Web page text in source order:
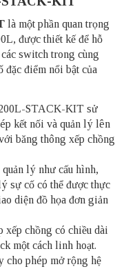
là một phần quan trọng
được thiết kế để hỗ
switch trong cùng
đặc điểm nổi bật của
STACK-KIT sử
kết nối và quản lý lên
băng thông xếp chồng
lý như cấu hình,
sự cố có thể được thực
diện đồ họa đơn giản
chồng có chiều dài
một cách linh hoạt.
cho phép mở rộng hệ